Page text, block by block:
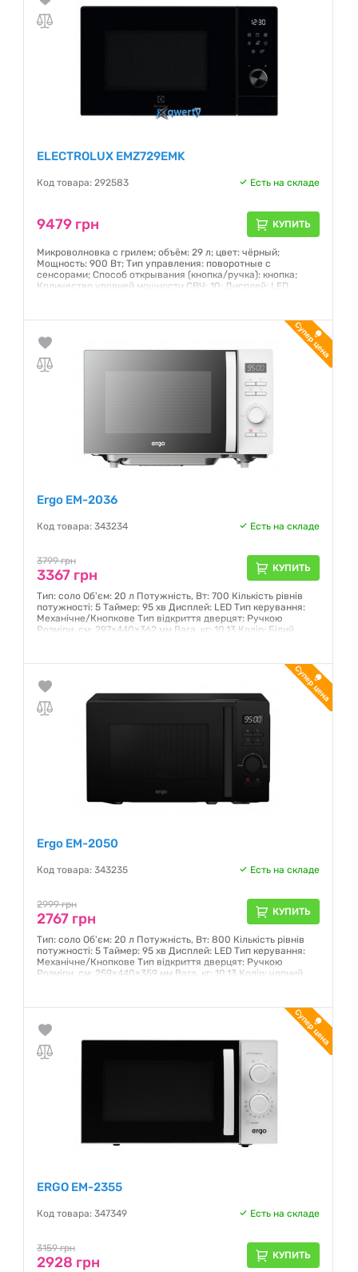
ELECTROLUX EMZ729EMK
Код товара: 292583 Есть на складе
9479 грн КУПИТЬ
Микроволновка с грилем; объём: 29 л; цвет: чёрный;
Мощность: 900 Вт; Тип управления: поворотные с
сенсорами; Способ открывания (кнопка/ручка): кнопка;
Количество уровней мощности СВЧ: 10; Дисплей: LED
Ergo EM-2036
Код товара: 343234 Есть на складе
3799 грн
3367 грн КУПИТЬ
Тип: соло Об'єм: 20 л Потужність, Вт: 700 Кількість рівнів
потужності: 5 Таймер: 95 хв Дисплей: LED Тип керування:
Механічне/Кнопкове Тип відкриття дверцят: Ручкою
Розміри, см: 297×440×362 мм Вага, кг: 10,13 Колір: Білий
Ergo EM-2050
Код товара: 343235 Есть на складе
2999 грн
2767 грн КУПИТЬ
Тип: соло Об'єм: 20 л Потужність, Вт: 800 Кількість рівнів
потужності: 5 Таймер: 95 хв Дисплей: LED Тип керування:
Механічне/Кнопкове Тип відкриття дверцят: Ручкою
Розміри, см: 259×440×359 мм Вага, кг: 10,13 Колір: чорний
ERGO EM-2355
Код товара: 347349 Есть на складе
3159 грн
2928 грн КУПИТЬ